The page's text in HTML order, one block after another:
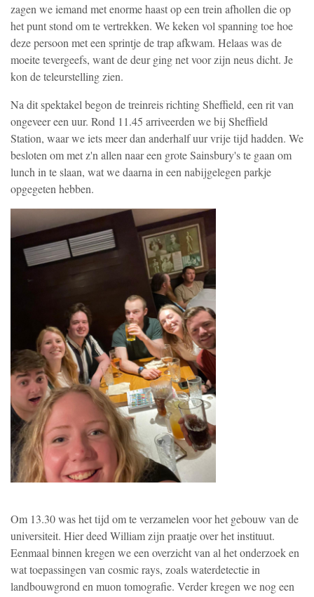
zagen we iemand met enorme haast op een trein afhollen die op
het punt stond om te vertrekken. We keken vol spanning toe hoe
deze persoon met een sprintje de trap afkwam. Helaas was de
moeite tevergeefs, want de deur ging net voor zijn neus dicht. Je
kon de teleurstelling zien.
Na dit spektakel begon de treinreis richting Sheffield, een rit van
ongeveer een uur. Rond 11.45 arriveerden we bij Sheffield
Station, waar we iets meer dan anderhalf uur vrije tijd hadden. We
besloten om met z'n allen naar een grote Sainsbury's te gaan om
lunch in te slaan, wat we daarna in een nabijgelegen parkje
opgegeten hebben.
Om 13.30 was het tijd om te verzamelen voor het gebouw van de
universiteit. Hier deed William zijn praatje over het instituut.
Eenmaal binnen kregen we een overzicht van al het onderzoek en
wat toepassingen van cosmic rays, zoals waterdetectie in
landbouwgrond en muon tomografie. Verder kregen we nog een